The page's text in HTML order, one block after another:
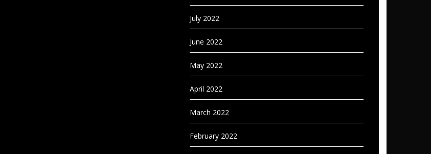
July 2022
June 2022
May 2022
April 2022
March 2022
February 2022